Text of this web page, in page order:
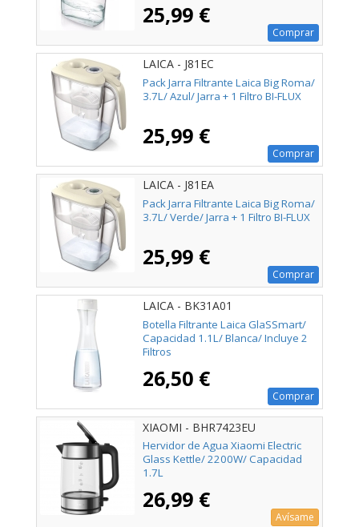
25,99 €
Comprar
LAICA - J81EC
Pack Jarra Filtrante Laica Big Roma/
3.7L/ Azul/ Jarra + 1 Filtro BI-FLUX
25,99 €
Comprar
LAICA - J81EA
Pack Jarra Filtrante Laica Big Roma/
3.7L/ Verde/ Jarra + 1 Filtro BI-FLUX
25,99 €
Comprar
LAICA - BK31A01
Botella Filtrante Laica GlaSSmart/
Capacidad 1.1L/ Blanca/ Incluye 2
Filtros
26,50 €
Comprar
XIAOMI - BHR7423EU
Hervidor de Agua Xiaomi Electric
Glass Kettle/ 2200W/ Capacidad
1.7L
26,99 €
Avísame